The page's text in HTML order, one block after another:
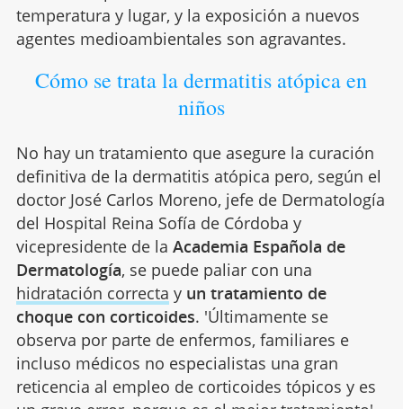
temperatura y lugar, y la exposición a nuevos
agentes medioambientales son agravantes.
Cómo se trata la dermatitis atópica en
niños
No hay un tratamiento que asegure la curación
definitiva de la dermatitis atópica pero, según el
doctor José Carlos Moreno, jefe de Dermatología
del Hospital Reina Sofía de Córdoba y
vicepresidente de la Academia Española de
Dermatología, se puede paliar con una
hidratación correcta y un tratamiento de
choque con corticoides. 'Últimamente se
observa por parte de enfermos, familiares e
incluso médicos no especialistas una gran
reticencia al empleo de corticoides tópicos y es